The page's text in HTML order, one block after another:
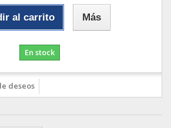
al carrito Más
En stock
deseos